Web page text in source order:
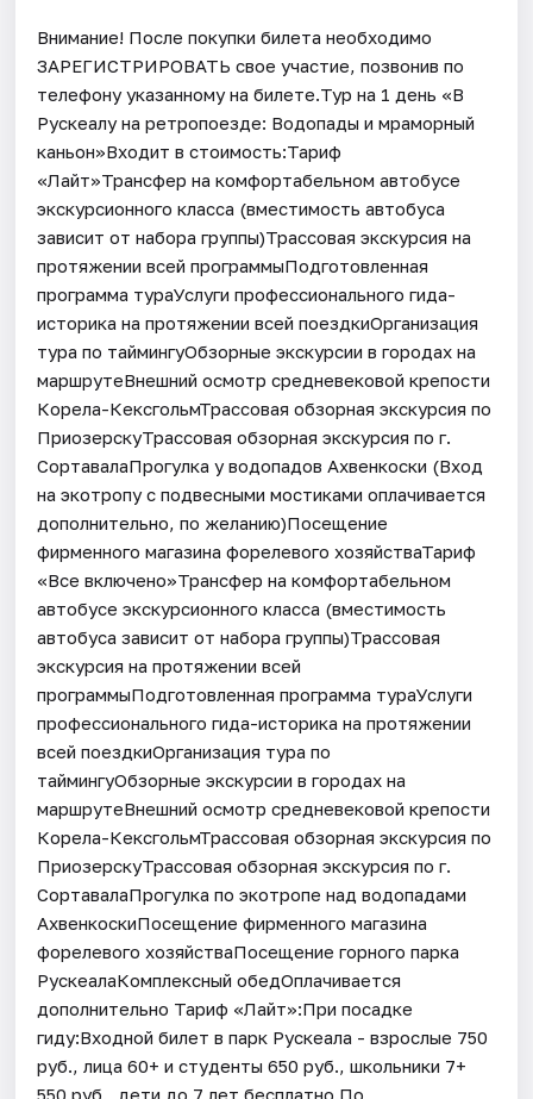
Внимание! После покупки билета необходимо
ЗАРЕГИСТРИРОВАТЬ свое участие, позвонив по
телефону указанному на билете.Тур на 1 день «В
Рускеалу на ретропоезде: Водопады и мраморный
каньон»Входит в стоимость:Тариф
«Лайт»Трансфер на комфортабельном автобусе
экскурсионного класса (вместимость автобуса
зависит от набора группы)Трассовая экскурсия на
протяжении всей программыПодготовленная
программа тураУслуги профессионального гида-
историка на протяжении всей поездкиОрганизация
тура по таймингуОбзорные экскурсии в городах на
маршрутеВнешний осмотр средневековой крепости
Корела-КексгольмТрассовая обзорная экскурсия по
ПриозерскуТрассовая обзорная экскурсия по г.
СортавалаПрогулка у водопадов Ахвенкоски (Вход
на экотропу с подвесными мостиками оплачивается
дополнительно, по желанию)Посещение
фирменного магазина форелевого хозяйстваТариф
«Все включено»Трансфер на комфортабельном
автобусе экскурсионного класса (вместимость
автобуса зависит от набора группы)Трассовая
экскурсия на протяжении всей
программыПодготовленная программа тураУслуги
профессионального гида-историка на протяжении
всей поездкиОрганизация тура по
таймингуОбзорные экскурсии в городах на
маршрутеВнешний осмотр средневековой крепости
Корела-КексгольмТрассовая обзорная экскурсия по
ПриозерскуТрассовая обзорная экскурсия по г.
СортавалаПрогулка по экотропе над водопадами
АхвенкоскиПосещение фирменного магазина
форелевого хозяйстваПосещение горного парка
РускеалаКомплексный обедОплачивается
дополнительно Тариф «Лайт»:При посадке
гиду:Входной билет в парк Рускеала - взрослые 750
руб., лица 60+ и студенты 650 руб., школьники 7+
550 руб., дети до 7 лет бесплатно.По